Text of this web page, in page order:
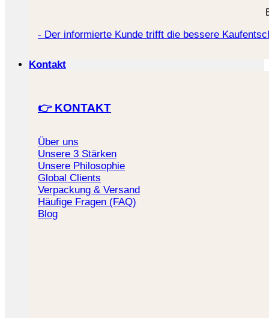
- Der informierte Kunde trifft die bessere
Kontakt
👉 KONTAKT
Über uns
Unsere 3 Stärken
Unsere Philosophie
Global Clients
Verpackung & Versand
Häufige Fragen (FAQ)
Blog